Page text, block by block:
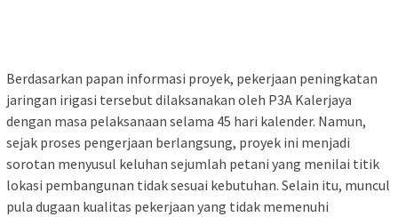
Berdasarkan papan informasi proyek, pekerjaan peningkatan
jaringan irigasi tersebut dilaksanakan oleh P3A Kalerjaya
dengan masa pelaksanaan selama 45 hari kalender. Namun,
sejak proses pengerjaan berlangsung, proyek ini menjadi
sorotan menyusul keluhan sejumlah petani yang menilai titik
lokasi pembangunan tidak sesuai kebutuhan. Selain itu, muncul
pula dugaan kualitas pekerjaan yang tidak memenuhi